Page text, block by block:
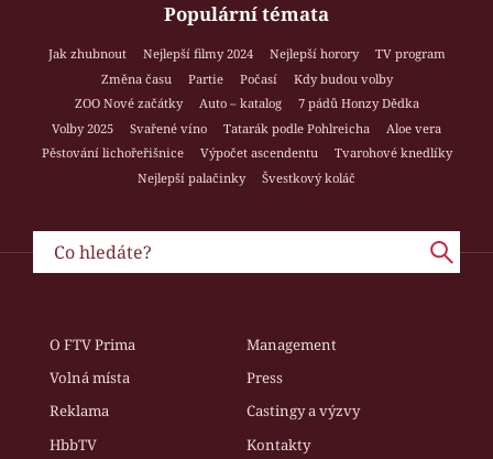
Populární témata
Jak zhubnout Nejlepší filmy 2024 Nejlepší horory
TV program
Změna času
Partie Počasí
Kdy budou volby
ZOO Nové začátky
Auto – katalog
7 pádů Honzy Dědka
Volby 2025
Svařené víno Tatarák podle Pohlreicha
Aloe vera
Pěstování lichořeřišnice
Výpočet ascendentu
Tvarohové knedlíky
Nejlepší palačinky
Švestkový koláč
O FTV Prima
Management
Volná místa
Press
Reklama
Castingy a výzvy
HbbTV
Kontakty